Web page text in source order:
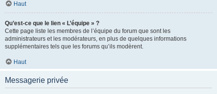
Haut
Qu’est-ce que le lien « L’équipe » ?
Cette page liste les membres de l’équipe du forum que sont les
administrateurs et les modérateurs, en plus de quelques informations
supplémentaires tels que les forums qu’ils modèrent.
Haut
Messagerie privée